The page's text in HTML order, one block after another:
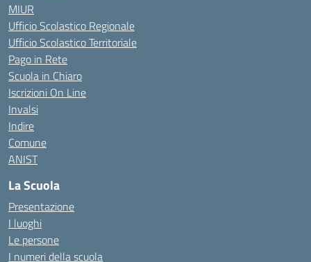
MIUR
Ufficio Scolastico Regionale
Ufficio Scolastico Territoriale
Pago in Rete
Scuola in Chiaro
Iscrizioni On Line
Invalsi
Indire
Comune
ANIST
La Scuola
Presentazione
I luoghi
Le persone
I numeri della scuola